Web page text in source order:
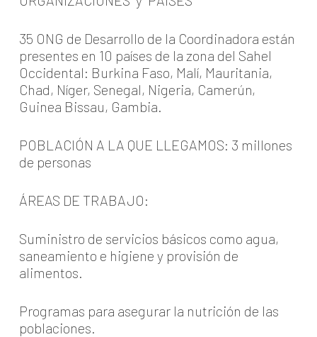
35 ONG de Desarrollo de la Coordinadora están
presentes en 10 países de la zona del Sahel
Occidental: Burkina Faso, Malí, Mauritania,
Chad, Níger, Senegal, Nigeria, Camerún,
Guinea Bissau, Gambia.
POBLACIÓN A LA QUE LLEGAMOS: 3 millones
de personas
ÁREAS DE TRABAJO:
Suministro de servicios básicos como agua,
saneamiento e higiene y provisión de
alimentos.
Programas para asegurar la nutrición de las
poblaciones.